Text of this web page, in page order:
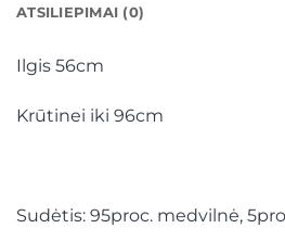
ATSILIEPIMAI (0)
Ilgis 56cm
Krūtinei iki 96cm
Sudėtis: 95proc. medvilnė,